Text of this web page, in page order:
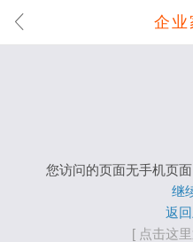
企业
您访问的页面无手机页
继
返
[ 点击这